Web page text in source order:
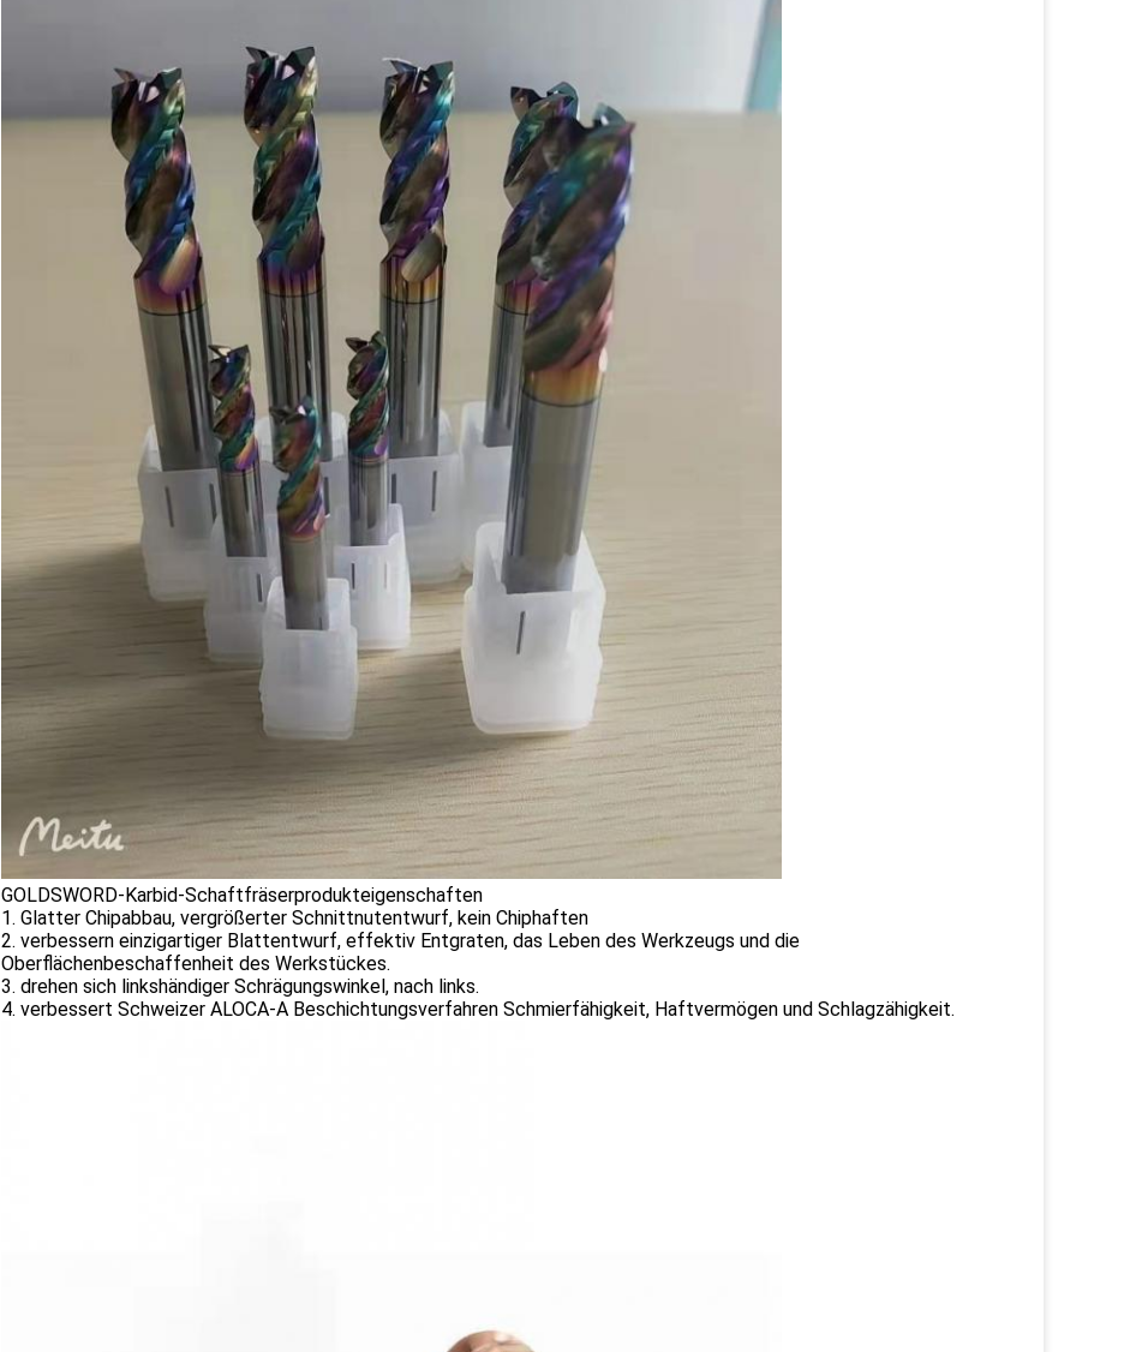
GOLDSWORD-Karbid-Schaftfräserprodukteigenschaften
1. Glatter Chipabbau, vergrößerter Schnittnutentwurf, kein Chiphaften
2. verbessern einzigartiger Blattentwurf, effektiv Entgraten, das Leben des Werkzeugs und die
Oberflächenbeschaffenheit des Werkstückes.
3. drehen sich linkshändiger Schrägungswinkel, nach links.
4. verbessert Schweizer ALOCA-A Beschichtungsverfahren Schmierfähigkeit, Haftvermögen und Schlagzähigkeit.